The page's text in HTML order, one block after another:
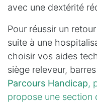
avec une dextérité
Pour réussir un
suite à une
choisir vos aides
siège releveur,
Parcours Handicap,
propose une section